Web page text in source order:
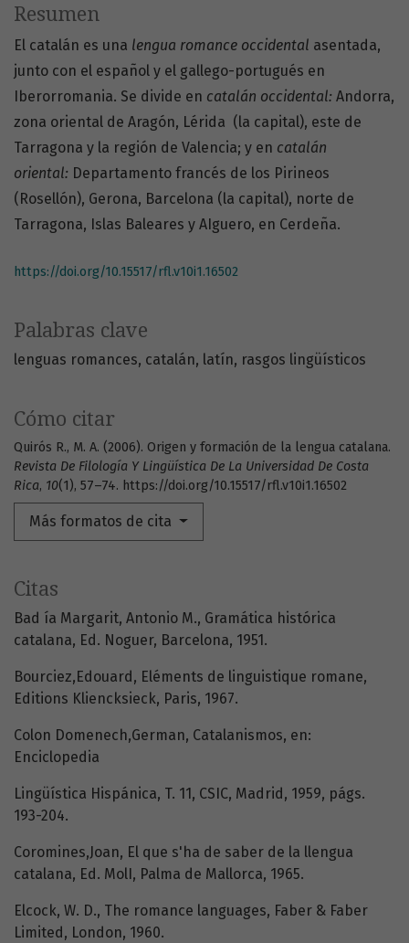
Palabras clave
lenguas romances catalán latín rasgos lingüísticos
Cómo citar
Quirós R., M. A. (2006). Origen y formación de la lengua catalana.
Revista De Filología Y Lingüística De La Universidad De Costa
Rica, 10(1), 57–74. https://doi.org/10.15517/rfl.v10i1.16502
Más formatos de cita
Resumen
El catalán es una lengua romance occidental asentada,
junto con el español y el gallego-portugués en
Iberorromania. Se divide en catalán occidental: Andorra,
zona oriental de Aragón, Lérida (la capital), este de
Tarragona y la región de Valencia; y en catalán
oriental: Departamento francés de los Pirineos
(Rosellón), Gerona, Barcelona (la capital), norte de
Tarragona, Islas Baleares y AIguero, en Cerdeña.
https://doi.org/10.15517/rfl.v10i1.16502
Citas
Bad ía Margarit, Antonio M., Gramática histórica
catalana, Ed. Noguer, Barcelona, 1951.
Bourciez,Edouard, Eléments de linguistique romane,
Editions Kliencksieck, Paris, 1967.
Colon Domenech,German, Catalanismos, en:
Enciclopedia
Lingüística Hispánica, T. 11, CSIC, Madrid, 1959, págs.
193-204.
Coromines,Joan, El que s'ha de saber de la llengua
catalana, Ed. MolI, Palma de Mallorca, 1965.
Elcock, W. D., The romance languages, Faber & Faber
Limited, London, 1960.